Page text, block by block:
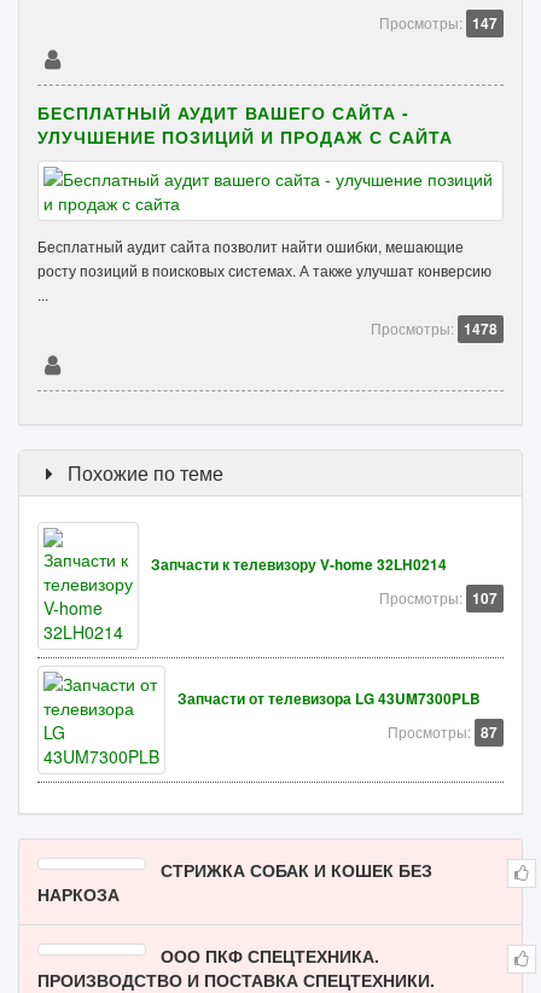
Просмотры: 147
БЕСПЛАТНЫЙ АУДИТ ВАШЕГО САЙТА -
УЛУЧШЕНИЕ ПОЗИЦИЙ И ПРОДАЖ С САЙТА
Бесплатный аудит сайта позволит найти ошибки, мешающие
росту позиций в поисковых системах. А также улучшат конверсию
...
Просмотры: 1478
Похожие по теме
Запчасти к телевизору V-home 32LH0214
Просмотры: 107
Запчасти от телевизора LG 43UM7300PLB
Просмотры: 87
СТРИЖКА СОБАК И КОШЕК БЕЗ
НАРКОЗА
ООО ПКФ СПЕЦТЕХНИКА.
ПРОИЗВОДСТВО И ПОСТАВКА СПЕЦТЕХНИКИ.